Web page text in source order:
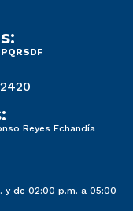
PQRSDF
Reyes Echandía
y de 02:00 p.m. a 05:00